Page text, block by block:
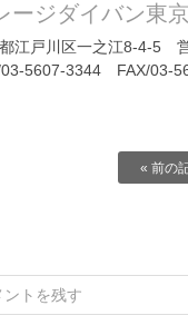
ージダイバン東
江戸川区一之江8-4-5
5607-3344 FAX/03-
« 前の
ントを残す